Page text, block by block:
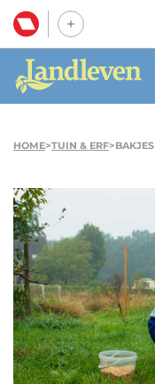
HOME>TUIN & ERF>BAKJES